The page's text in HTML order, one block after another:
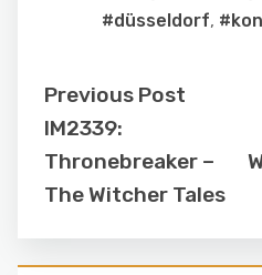
#düsseldorf,
Previous Post
IM2339:
Thronebreaker –
The Witcher Tales